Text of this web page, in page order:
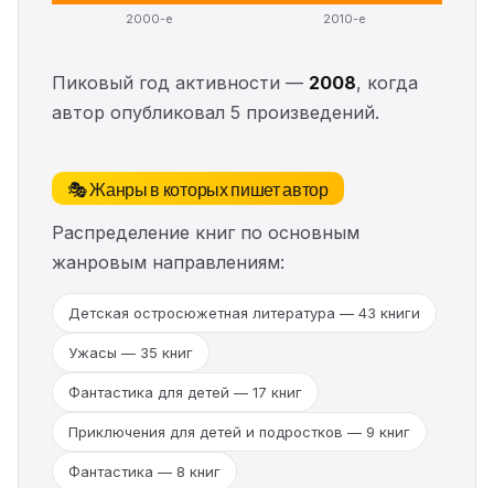
2000-е 2010-е
Пиковый год активности — 2008, когда
автор опубликовал 5 произведений.
🎭 Жанры в которых пишет автор
Распределение книг по основным
жанровым направлениям:
Детская остросюжетная литература — 43 книги
Ужасы — 35 книг
Фантастика для детей — 17 книг
Приключения для детей и подростков — 9 книг
Фантастика — 8 книг